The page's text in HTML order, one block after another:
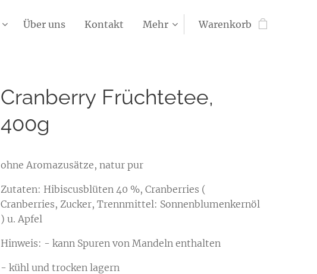
Über uns Kontakt Mehr Warenkorb
Cranberry Früchtetee,
400g
ohne Aromazusätze, natur pur
Zutaten: Hibiscusblüten 40 %, Cranberries (
Cranberries, Zucker, Trennmittel: Sonnenblumenkernöl
) u. Apfel
Hinweis: - kann Spuren von Mandeln enthalten
- kühl und trocken lagern